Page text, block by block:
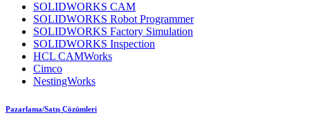
SOLIDWORKS CAM
SOLIDWORKS Robot Programmer
SOLIDWORKS Factory Simulation
SOLIDWORKS Inspection
HCL CAMWorks
Cimco
NestingWorks
Pazarlama/Satış Çözümleri